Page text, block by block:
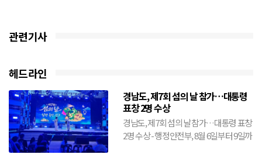
관련기사
헤드라인
경남도, 제7회 섬의 날 참가…대통령
표창 2명 수상
경남도, 제7회 섬의 날 참가…대통령 표창
2명 수상 - 행정안전부, 8월 6일부터 9일까